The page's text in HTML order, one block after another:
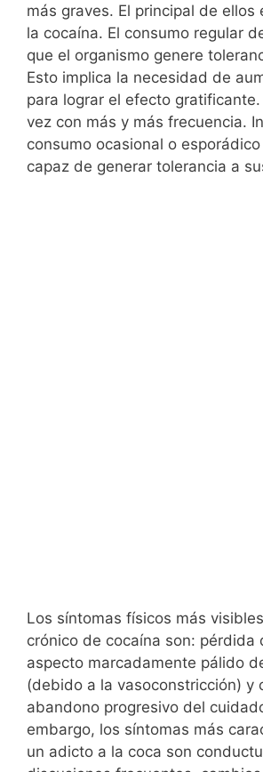
más graves. El principal de ellos
la cocaína. El consumo regular
que el organismo genere
Esto implica la necesidad de
para lograr el efecto
vez con más y más frecuencia.
consumo ocasional o
capaz de generar tolerancia a
Los síntomas físicos más
crónico de cocaína son: pérdida
aspecto marcadamente pálido
(debido a la vasoconstricción) y
abandono progresivo del
embargo, los síntomas más
un adicto a la coca son